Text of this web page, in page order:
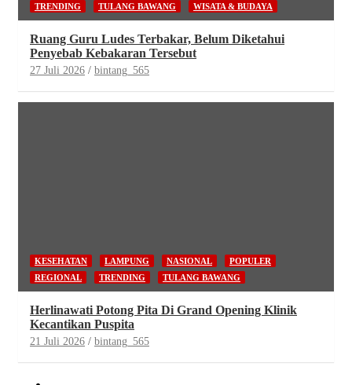
TRENDING
TULANG BAWANG WISATA & BUDAYA
Ruang Guru Ludes Terbakar, Belum Diketahui
Penyebab Kebakaran Tersebut
27 Juli 2026 bintang_565
KESEHATAN LAMPUNG NASIONAL
POPULER
REGIONAL
TRENDING TULANG BAWANG
Herlinawati Potong Pita Di Grand Opening Klinik
Kecantikan Puspita
21 Juli 2026 bintang_565